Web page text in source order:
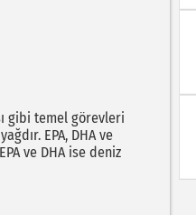
gibi temel görevleri
EPA, DHA ve
ve DHA ise deniz